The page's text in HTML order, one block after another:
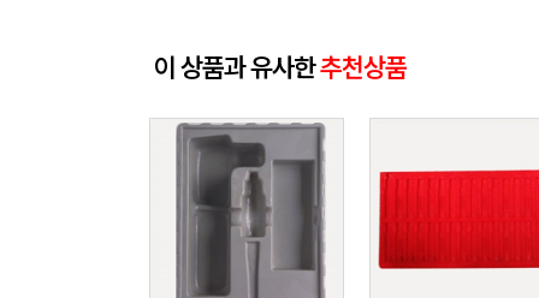
이 상품과 유사한추천상품